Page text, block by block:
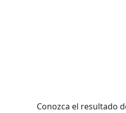
Conozca el resultado